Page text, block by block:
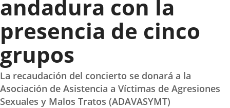
andadura con la
presencia de cinco
grupos
La recaudación del concierto se donará a la
Asociación de Asistencia a Víctimas de Agresiones
Sexuales y Malos Tratos (ADAVASYMT)